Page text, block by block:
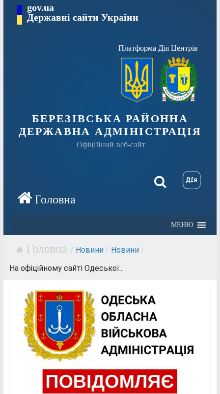
Перейтиgov.ua
Державні сайти України
Платформа Дія Центрів
БЕРЕЗІВСЬКА РАЙОННА
ДЕРЖАВНА АДМІНІСТРАЦІЯ
Офіційний веб-сайт
МЕНЮ
/ Новини / Новини /
На офіційному сайті Одеської...